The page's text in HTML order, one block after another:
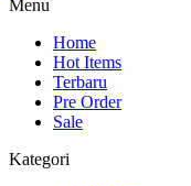
Menu
Home
Hot Items
Terbaru
Pre Order
Sale
Kategori